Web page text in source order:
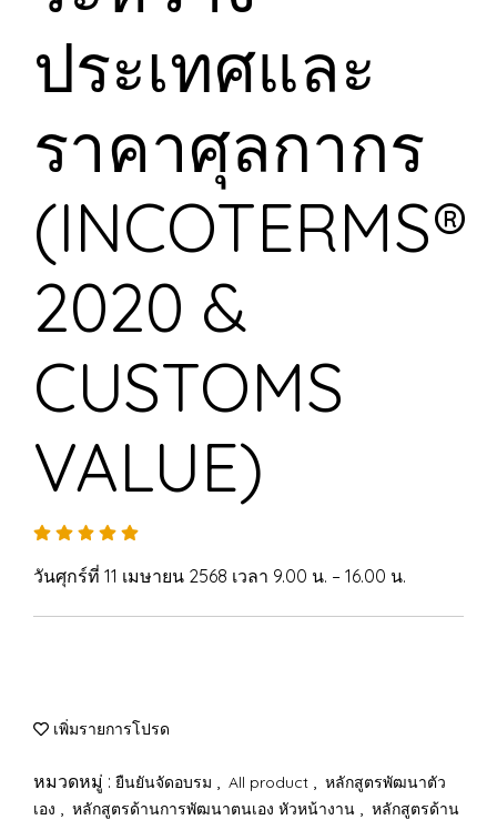
ประเทศและ
ราคาศุลกากร
(INCOTERMS®
2020 &
CUSTOMS
VALUE)
วันศุกร์ที่ 11 เมษายน 2568 เวลา 9.00 น. – 16.00 น.
เพิ่มรายการโปรด
หมวดหมู่ : ยืนยันจัดอบรม , All product , หลักสูตรพัฒนาตัว
เอง , หลักสูตรด้านการพัฒนาตนเอง หัวหน้างาน , หลักสูตรด้าน